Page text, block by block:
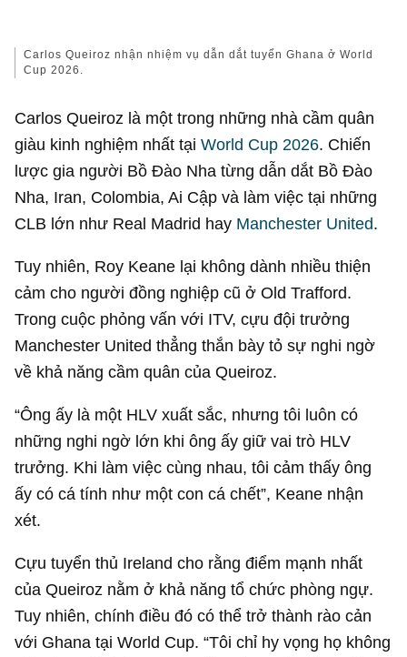
Carlos Queiroz nhận nhiệm vụ dẫn dắt tuyển Ghana ở World
Cup 2026.
Carlos Queiroz là một trong những nhà cầm quân
giàu kinh nghiệm nhất tạiWorld Cup 2026. Chiến
lược gia người Bồ Đào Nha từng dẫn dắt Bồ Đào
Nha, Iran, Colombia, Ai Cập và làm việc tại những
CLB lớn như Real Madrid hay Manchester United.
Tuy nhiên, Roy Keane lại không dành nhiều thiện
cảm cho người đồng nghiệp cũ ở Old Trafford.
Trong cuộc phỏng vấn với ITV, cựu đội trưởng
Manchester United thẳng thắn bày tỏ sự nghi ngờ
về khả năng cầm quân của Queiroz.
“Ông ấy là một HLV xuất sắc, nhưng tôi luôn có
những nghi ngờ lớn khi ông ấy giữ vai trò HLV
trưởng. Khi làm việc cùng nhau, tôi cảm thấy ông
ấy có cá tính như một con cá chết”, Keane nhận
xét.
Cựu tuyển thủ Ireland cho rằng điểm mạnh nhất
của Queiroz nằm ở khả năng tổ chức phòng ngự.
Tuy nhiên, chính điều đó có thể trở thành rào cản
với Ghana tại World Cup. “Tôi chỉ hy vọng họ không